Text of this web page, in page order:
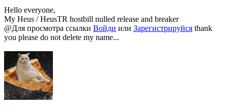
Hello everyone,
My Heus / HeusTR hostbill nulled release and breaker
@Для просмотра ссылки Войди или Зарегистрируйся thank
you please do not delete my name...